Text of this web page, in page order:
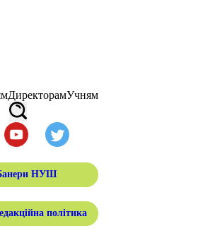
ДиректорамУчням
НУШ
політика